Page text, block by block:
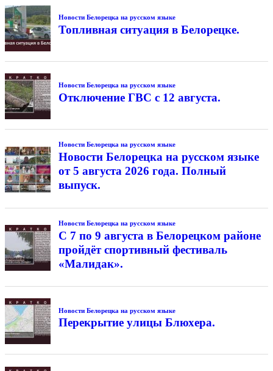
Новости Белорецка на русском языке
Топливная ситуация в Белорецке.
Новости Белорецка на русском языке
Отключение ГВС с 12 августа.
Новости Белорецка на русском языке
Новости Белорецка на русском языке
от 5 августа 2026 года. Полный
выпуск.
Новости Белорецка на русском языке
С 7 по 9 августа в Белорецком районе
пройдёт спортивный фестиваль
«Малидак».
Новости Белорецка на русском языке
Перекрытие улицы Блюхера.